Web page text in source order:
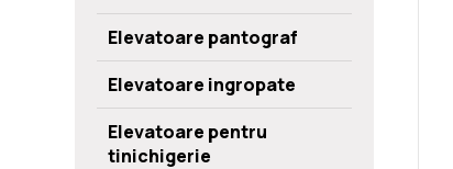
Elevatoare pantograf
Elevatoare ingropate
Elevatoare pentru
tinichigerie